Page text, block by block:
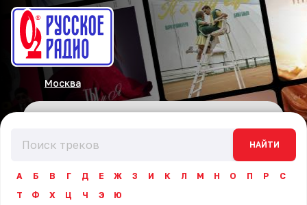
Москва
НАЙТИ
А Б В Г Д Е Ж З И К Л М Н О П Р
С
Т
Ф Х Ц Ч Э
Ю